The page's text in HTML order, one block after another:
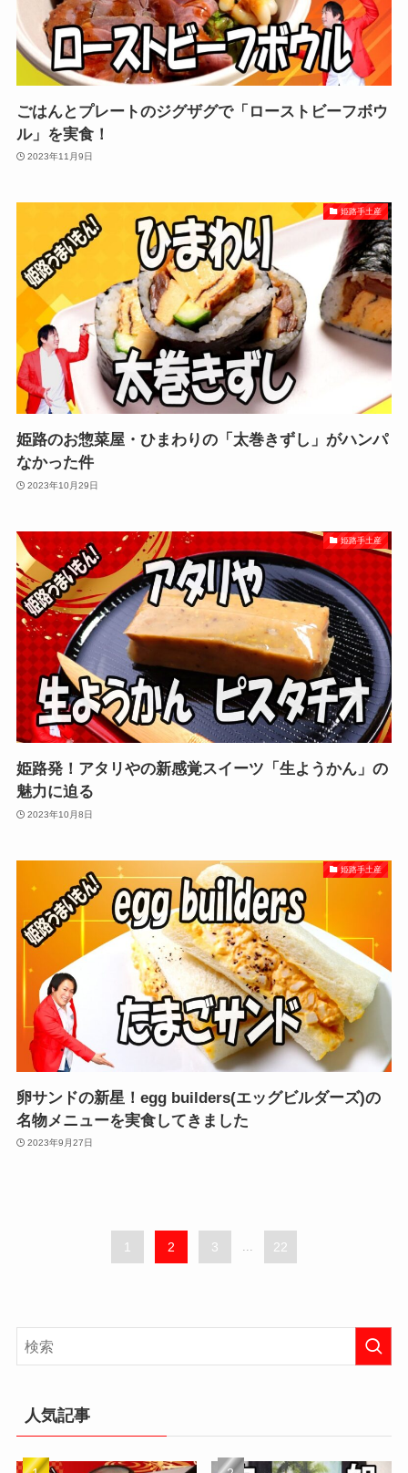
ごはんとプレートのジグザグで「ローストビーフボウ
ル」を実食！
2023年11月9日
姫路手土産
姫路のお惣菜屋・ひまわりの「太巻きずし」がハンパ
なかった件
2023年10月29日
姫路手土産
姫路発！アタリやの新感覚スイーツ「生ようかん」の
魅力に迫る
2023年10月8日
姫路手土産
卵サンドの新星！egg builders(エッグビルダーズ)の
名物メニューを実食してきました
2023年9月27日
1 2 3 22
人気記事